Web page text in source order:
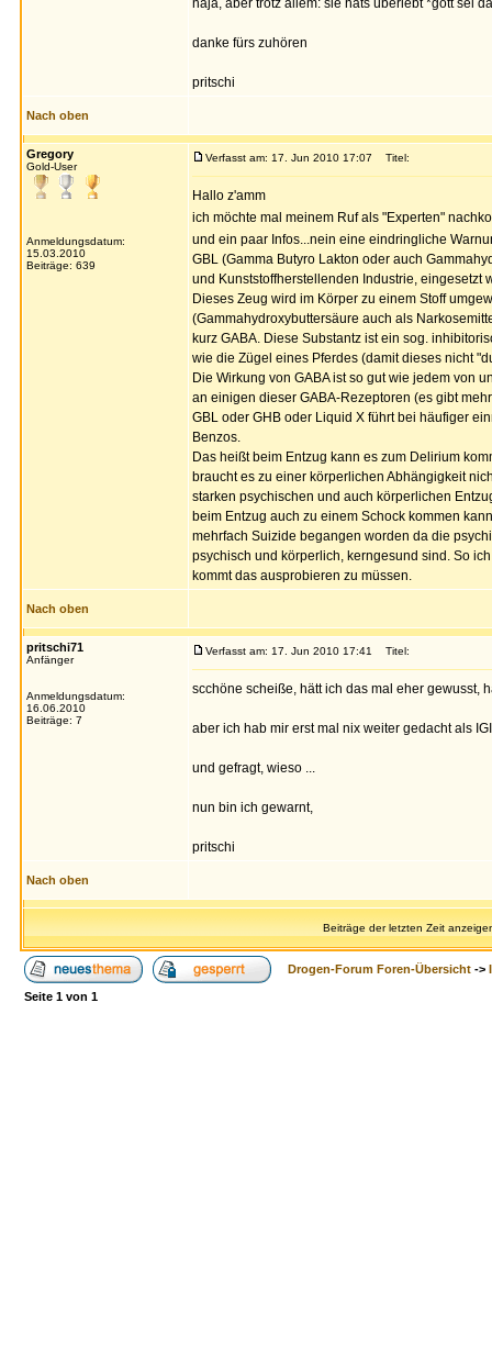
naja, aber trotz allem: sie hats überlebt *gott sei
danke fürs zuhören
pritschi
Nach oben
Gregory
Gold-User
Anmeldungsdatum:
15.03.2010
Beiträge: 639
Verfasst am: 17. Jun 2010 17:07 Titel:
Hallo z'amm
ich möchte mal meinem Ruf als "Experten"
und ein paar Infos...nein eine eindringliche
GBL (Gamma Butyro Lakton oder auch
und Kunststoffherstellenden Industrie, eingesetzt
Dieses Zeug wird im Körper zu einem Stoff
(Gammahydroxybuttersäure auch als
kurz GABA. Diese Substantz ist ein sog.
wie die Zügel eines Pferdes (damit dieses nicht
Die Wirkung von GABA ist so gut wie jedem von
an einigen dieser GABA-Rezeptoren (es gibt
GBL oder GHB oder Liquid X führt bei häufiger
Benzos.
Das heißt beim Entzug kann es zum Delirium
braucht es zu einer körperlichen Abhängigkeit
starken psychischen und auch körperlichen
beim Entzug auch zu einem Schock kommen
mehrfach Suizide begangen worden da die
psychisch und körperlich, kerngesund sind. So
kommt das ausprobieren zu müssen.
Nach oben
pritschi71
Anfänger
Anmeldungsdatum:
16.06.2010
Beiträge: 7
Verfasst am: 17. Jun 2010 17:41 Titel:
scchöne scheiße, hätt ich das mal eher gewusst,
aber ich hab mir erst mal nix weiter gedacht als
und gefragt, wieso ...
nun bin ich gewarnt,
pritschi
Nach oben
Beiträge der letzten Zeit
Drogen-Forum Foren-Übersicht ->
Seite 1 von 1